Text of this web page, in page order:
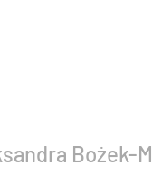
Bożek-